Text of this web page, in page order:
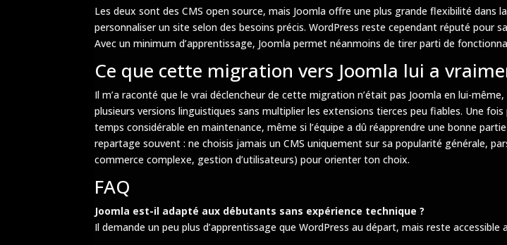
Les deux sont des CMS open source, mais Joomla offre une plus grande flexibilité
personnaliser un site selon des besoins précis. WordPress reste cependant réputé
Avec un minimum d’apprentissage, Joomla permet néanmoins de tirer parti de
Ce que cette migration vers Joomla lui a
Il m’a raconté que le vrai déclencheur de cette migration n’était pas Joomla en lui-
plusieurs versions linguistiques sans multiplier les extensions tierces peu fiables. Une
temps considérable en maintenance, même si l’équipe a dû réapprendre une bonne
repartage souvent : ne choisis jamais un CMS uniquement sur sa popularité générale,
commerce complexe, gestion d’utilisateurs) pour orienter ton choix.
FAQ
Joomla est-il adapté aux débutants sans expérience technique ?
Il demande un peu plus d’apprentissage que WordPress au départ, mais reste